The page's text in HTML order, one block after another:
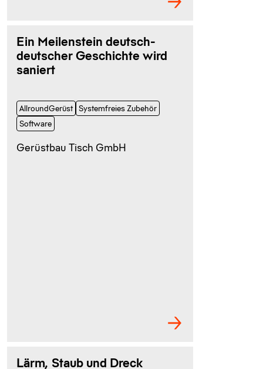
Ein Meilenstein deutsch-
deutscher Geschichte wird
saniert
AllroundGerüst Systemfreies Zubehör
Software
Gerüstbau Tisch GmbH
Lärm, Staub und Dreck